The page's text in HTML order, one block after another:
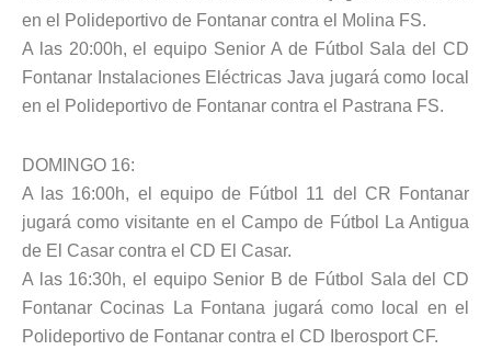
en el Polideportivo de Fontanar contra el Molina FS.
A las 20:00h, el equipo Senior A de Fútbol Sala del CD
Fontanar Instalaciones Eléctricas Java jugará como local
en el Polideportivo de Fontanar contra el Pastrana FS.
DOMINGO 16:
A las 16:00h, el equipo de Fútbol 11 del CR Fontanar
jugará como visitante en el Campo de Fútbol La Antigua
de El Casar contra el CD El Casar.
A las 16:30h, el equipo Senior B de Fútbol Sala del CD
Fontanar Cocinas La Fontana jugará como local en el
Polideportivo de Fontanar contra el CD Iberosport CF.